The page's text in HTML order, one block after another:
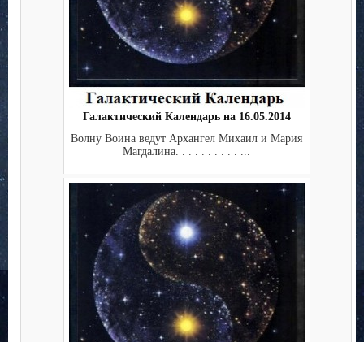
Галактический Календарь на 16.05.2014
Волну Воина ведут Архангел Михаил и Мария
Магдалина. . . . . . . . . . ...